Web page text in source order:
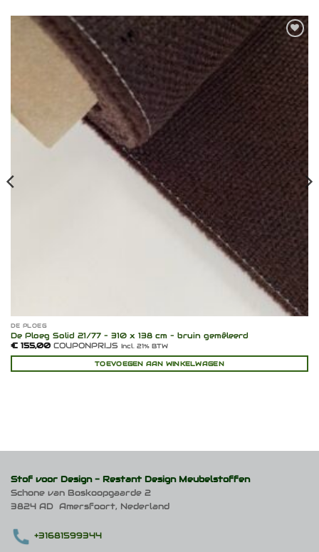
Toevoegen
aan
verlanglijst
DE PLOEG
De Ploeg Solid 21/77 – 310 x 138 cm – bruin gemêleerd
€155,00COUPONPRIJS Incl. 21% BTW
TOEVOEGEN AAN WINKELWAGEN
Stof voor Design - Restant Design Meubelstoffen
Schone van Boskoopgaarde 2
3824 AD Amersfoort, Nederland
+31681599344